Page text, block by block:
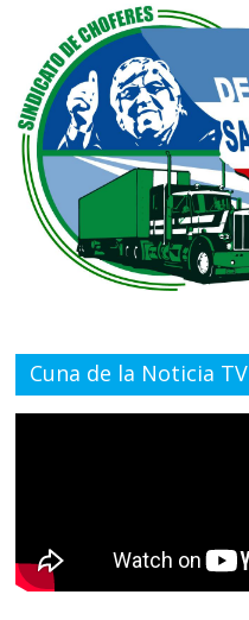
Cuna de la Noticia TV